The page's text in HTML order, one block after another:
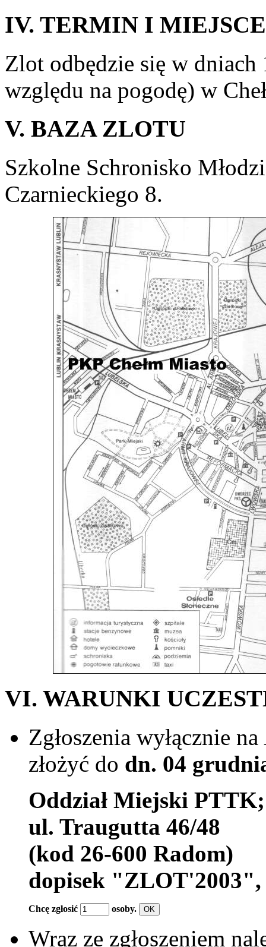
IV. TERMIN I
Zlot odbędzie się w
względu na pogodę) w
V. BAZA ZLOTU
Szkolne Schronisko
Czarnieckiego 8.
VI. WARUNKI
Zgłoszenia wyłącznie na
złożyć do dn. 04
Oddział Miejski PTTK;
ul. Traugutta 46/48
(kod 26-600 Radom)
dopisek "ZLOT'2003",
Chcę zgłosić osoby.
Wraz ze zgłoszeniem